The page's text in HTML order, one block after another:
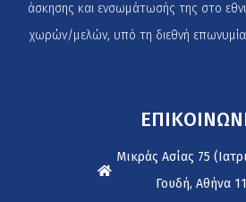
άσκησης και ενσωμάτωσής της στο
χωρών/μελών, υπό τη διεθνή επωνυμία
Μικράς Ασίας 75
Γουδή, Αθήνα